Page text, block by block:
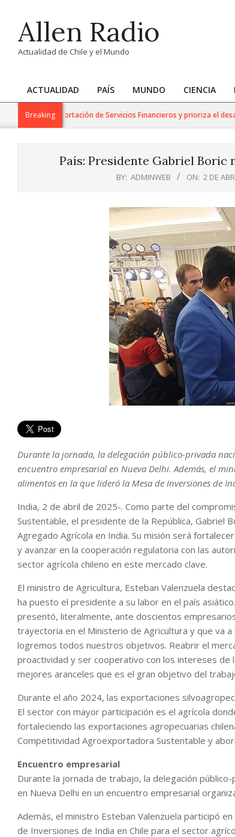
contentAllen Radio
Actualidad de Chile y el Mundo
Primary
Navigation
ACTUALIDAD PAÍS MUNDO CIENCIA
Breaking
para la Exportación de Servicios Financieros y prioriza el
País: Presidente Gabriel
BY: ADMINWEB ON: 2 DE
Durante la jornada, la delegación público-privada
encuentro empresarial en Nueva Delhi. Además, el
alimentos en la que lideró la Mesa de Inversiones de
India, 2 de abril de 2025-. Como parte del
Sustentable, el presidente de la República, Gabriel
Agregado Agrícola en India. Su misión será
y avanzar en la cooperación regulatoria con las
sector agrícola chileno en este mercado clave.
El ministro de Agricultura, Esteban Valenzuela
ha puesto el presidente a su labor en el país
presentó, literalmente, ante doscientos
trayectoria en el Ministerio de Agricultura y que va
logremos todos nuestros objetivos. Reabrir el
proactividad y ser cooperativo con los intereses de
mejores aranceles que es el gran objetivo del
Durante el año 2024, las exportaciones
El sector con mayor participación es el agrícola
fortaleciendo las exportaciones agropecuarias
Competitividad Agroexportadora Sustentable y
Encuentro empresarial
Durante la jornada de trabajo, la delegación
en Nueva Delhi en un encuentro empresarial
Además, el ministro Esteban Valenzuela participó
de Inversiones de India en Chile para el sector